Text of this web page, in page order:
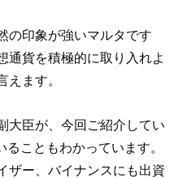
の印象が強いマルタです
通貨を積極的に取り入れよ
えます。
大臣が、今回ご紹介してい
こともわかっています。
ザー、バイナンスにも出資